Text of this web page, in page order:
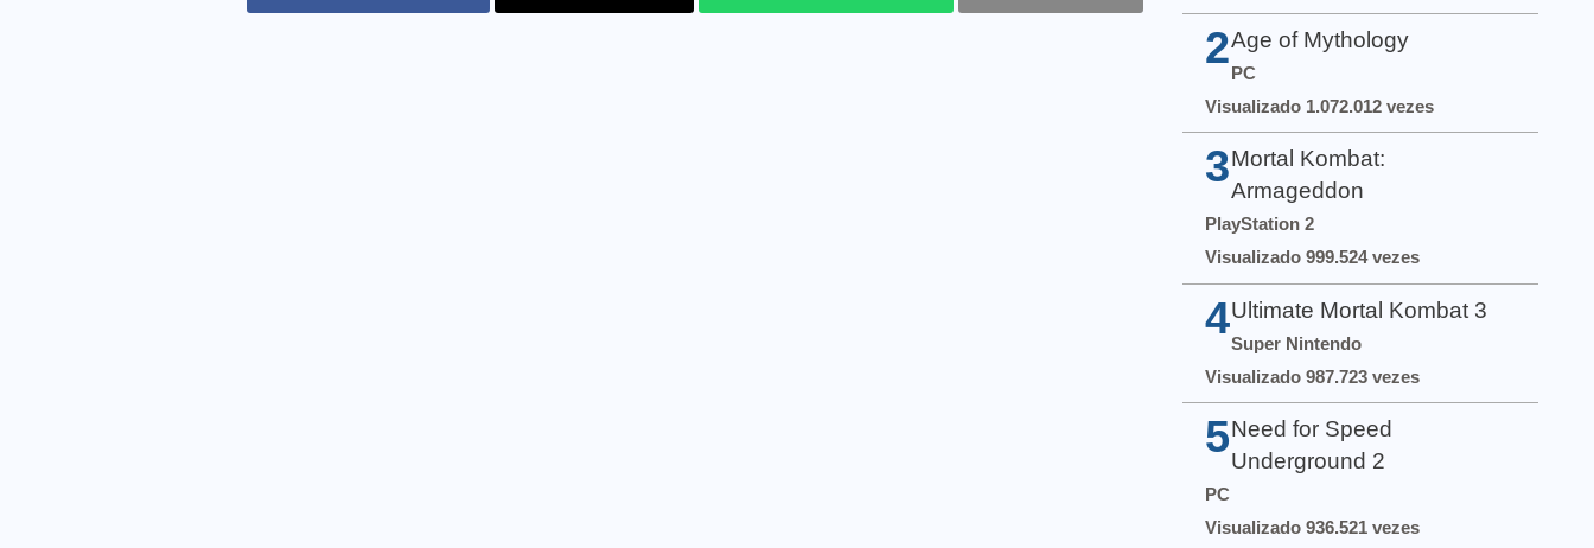
2Age of Mythology
PC
Visualizado 1.072.012 vezes
3 Mortal Kombat:
Armageddon
PlayStation 2
Visualizado 999.524 vezes
4 Ultimate Mortal Kombat 3
Super Nintendo
Visualizado 987.723 vezes
5 Need for Speed
Underground 2
PC
Visualizado 936.521 vezes